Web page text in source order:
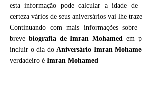
esta informação pode calcular a idade de
certeza vários de seus aniversários vai lhe
Continuando com mais informações sobre
breve biografia deImran Mohamed em
incluir o dia do Aniversário Imran
verdadeiro é Imran Mohamed